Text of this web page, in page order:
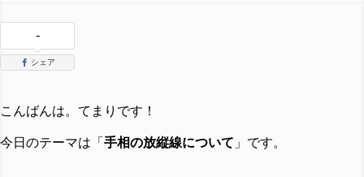
-
シェア
こんばんは。てまりです！
今日のテーマは「 手相の放縦線について 」です。